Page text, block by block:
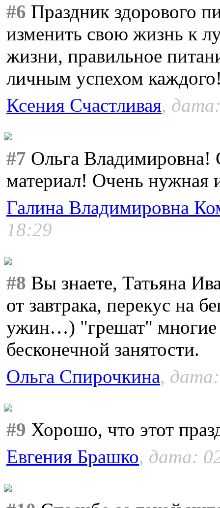
#6 Праздник здорового
изменить свою жизнь к
жизни, правильное
личным успехом
Ксения Счастливая,
#7 Ольга Владимировна!
материал! Очень нужная
Галина Владимировна
18:29
#8 Вы знаете, Татьяна
от завтрака, перекус на
ужин…) "грешат" многие
бесконечной занятости.
Ольга Спирочкина,
#9 Хорошо, что этот
Евгения Брашко, дата: